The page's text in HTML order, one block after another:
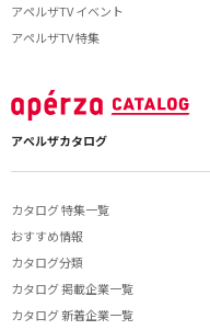
アペルザTV イベント
アペルザTV 特集
アペルザカタログ
カタログ 特集一覧
おすすめ情報
カタログ分類
カタログ 掲載企業一覧
カタログ 新着企業一覧